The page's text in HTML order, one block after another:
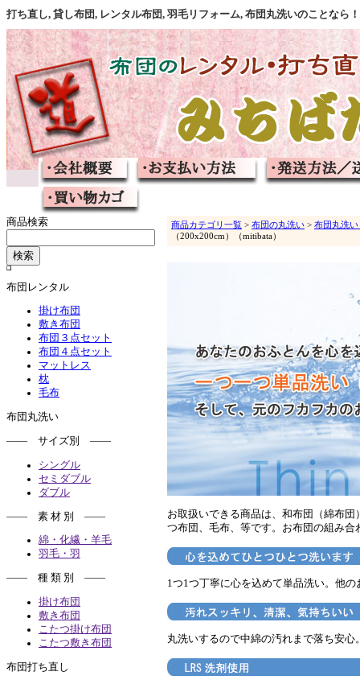
打ち直し, 貸し布団, レンタル布団, 羽毛リフォーム, 布団丸洗いのことな
商品検索
布団レンタル
掛け布団
敷き布団
布団３点セット
布団４点セット
マットレス
枕
毛布
布団丸洗い
―― サイズ別 ――
シングル
セミダブル
ダブル
―― 素 材 別 ――
綿・化繊・羊毛
羽毛・羽
―― 種 類 別 ――
掛け布団
敷き布団
こたつ掛け布団
こたつ敷き布団
布団打ち直し
商品カテゴリ一覧 > 布団の丸洗い > 布団丸洗
（200x200cm）（mitibata）
お取扱いできる商品は、和布団（綿布
つ布団、毛布、等です。お布団の組み合
1つ1つ丁寧に心を込めて単品洗い。他
丸洗いするので中綿の汚れまで落ち安心